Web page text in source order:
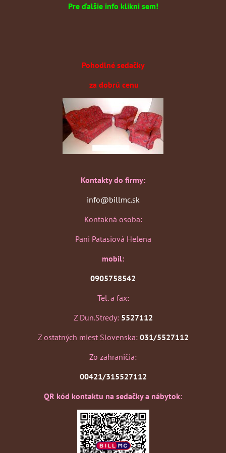
Pre ďalšie info klikni sem!
Pohodlné sedačky
za dobrú cenu
Kontakty do firmy:
info@billmc.sk
Kontakná osoba:
Pani Patasiová Helena
mobil:
0905758542
Tel. a fax:
Z Dun.Stredy: 5527112
Z ostatných miest Slovenska: 031/5527112
Zo zahraničia:
00421/315527112
QR kód kontaktu na sedačky a nábytok: